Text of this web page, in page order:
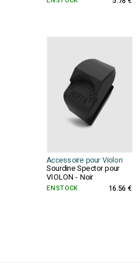
Accessoire pour Violon
Sourdine Spector pour
VIOLON - Noir
EN STOCK 16.56 €